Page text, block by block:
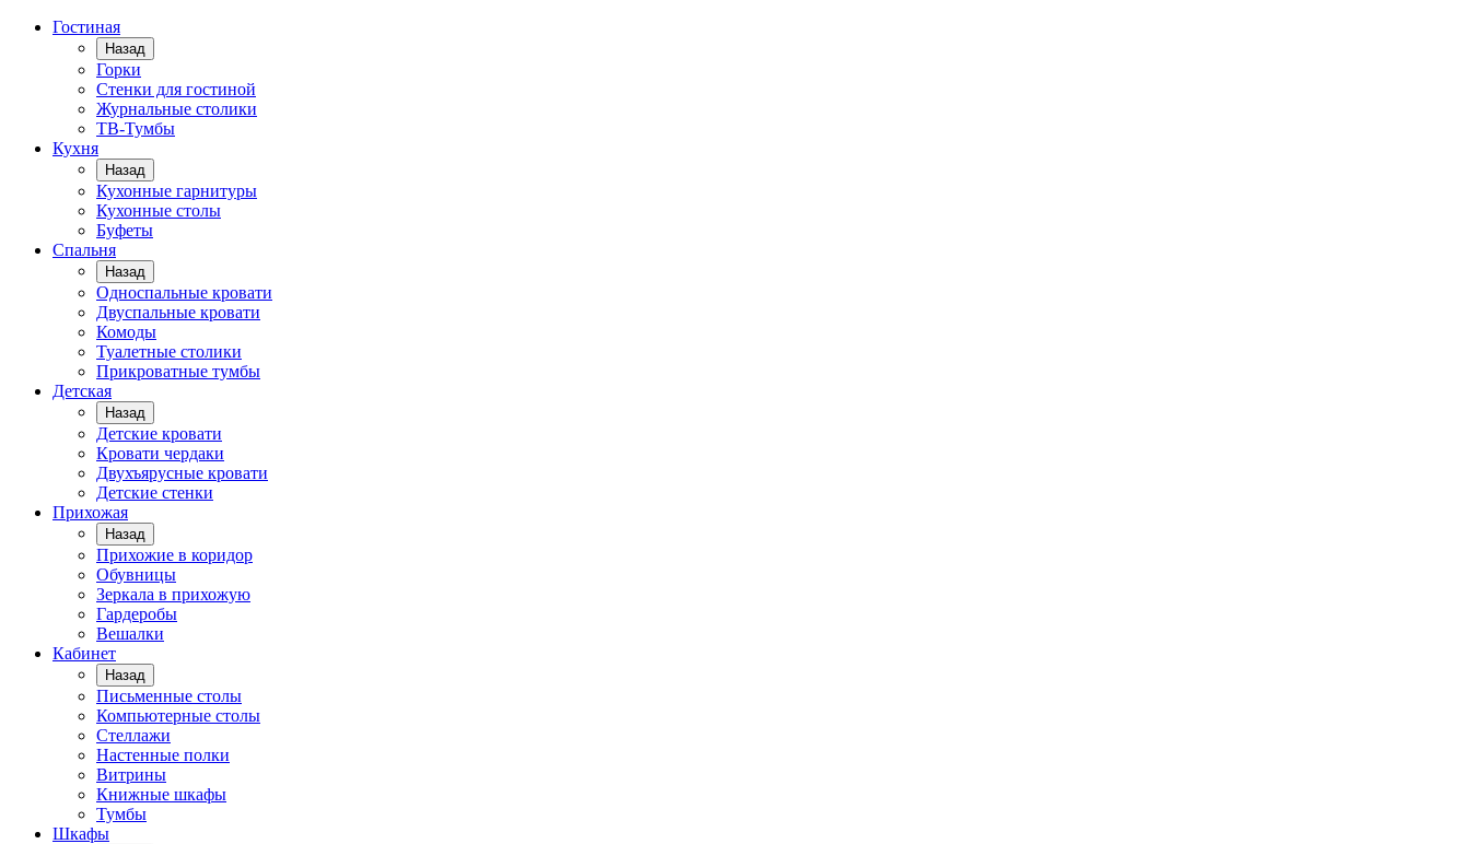
Гостиная
Назад
Горки
Стенки для гостиной
Журнальные столики
TВ-Тумбы
Кухня
Назад
Кухонные гарнитуры
Кухонные столы
Буфеты
Спальня
Назад
Односпальные кровати
Двуспальные кровати
Комоды
Туалетные столики
Прикроватные тумбы
Детская
Назад
Детские кровати
Кровати чердаки
Двухъярусные кровати
Детские стенки
Прихожая
Назад
Прихожие в коридор
Обувницы
Зеркала в прихожую
Гардеробы
Вешалки
Кабинет
Назад
Письменные столы
Компьютерные столы
Стеллажи
Настенные полки
Витрины
Книжные шкафы
Тумбы
Шкафы